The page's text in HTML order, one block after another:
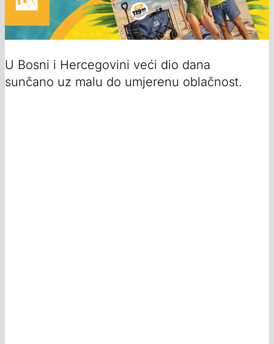
U Bosni i Hercegovini veći dio dana
sunčano uz malu do umjerenu oblačnost.